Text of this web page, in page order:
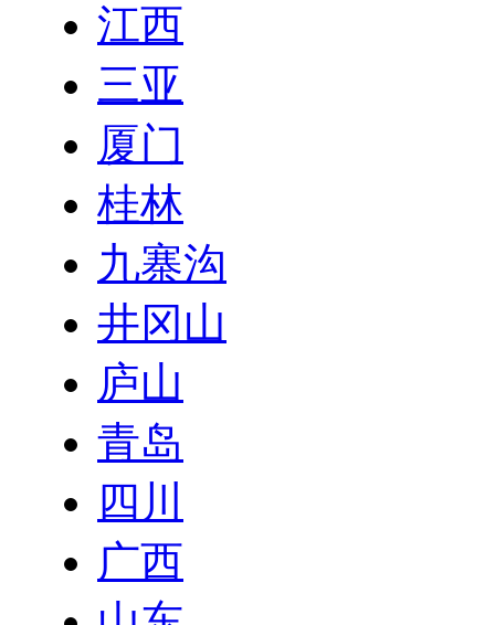
江西
三亚
厦门
桂林
九寨沟
井冈山
庐山
青岛
四川
广西